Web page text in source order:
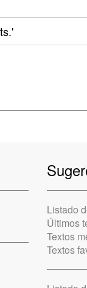
Listado
Últimos
Textos
Textos